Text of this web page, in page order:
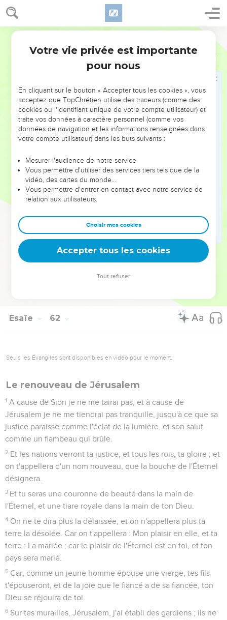
Esaïe 61
l'Éternel ; on dira de vous : les serviteurs de notre Dieu. Vous
mangerez des richesses des nations, et vous vous revêtirez
de leur gloire.
Au lieu de votre honte vous aurez le double ; au lieu d'être
pourquoi, dans leur pays, ils posséderont le double, ils
auront une joie éternelle.
Car moi, l'Éternel, j'aime le juste jugement, je hais la rapine
d'iniquité ; et je leur donnerai leur récompense avec vérité,
et je ferai avec eux une alliance éternelle.
Et leur semence sera connue parmi les nations, et leur
les reconnaîtront, qu'ils sont la semence que l'Éternel a
bénie.
Chant de reconnaissance
Je me réjouirai avec joie en l'Éternel, mon âme s'égayera
en mon Dieu ; car il m'a revêtu des vêtements du salut, il m'a
couvert de la robe de la justice, comme un fiancé se pare de
son turban et comme une fiancée s'orne de ses joyaux.
Car, comme la terre produit son germe et comme un jardin
Esaïe 62
Seuls les Évangiles sont disponibles en vidéo pour le moment.
Le renouveau de Jérusalem
1 A cause de Sion je ne me tairai pas, et à cause de
Jérusalem je ne me tiendrai pas tranquille, jusqu'à ce que sa
justice paraisse comme l'éclat de la lumière, et son salut
comme un flambeau qui brûle.
2 Et les nations verront ta justice, et tous les rois, ta gloire ; et
on t'appellera d'un nom nouveau, que la bouche de l'Éternel
désignera.
3 Et tu seras une couronne de beauté dans la main de
l'Éternel, et une tiare royale dans la main de ton Dieu.
4 On ne te dira plus la délaissée, et on n'appellera plus ta
terre la désolée. Car on t'appellera : Mon plaisir en elle, et ta
terre : La mariée ; car le plaisir de l'Éternel est en toi, et ton
pays sera marié.
5 Car, comme un jeune homme épouse une vierge, tes fils
t'épouseront, et de la joie que le fiancé a de sa fiancée, ton
Dieu se réjouira de toi.
6 Sur tes murailles, Jérusalem, j'ai établi des gardiens ; ils ne
Votre vie privée est importante
pour nous
En cliquant sur le bouton « Accepter tous les cookies », vous
acceptez que TopChrétien utilise des traceurs (comme des
cookies ou l'identifiant unique de votre compte utilisateur) et
traite vos données à caractère personnel (comme vos
données de navigation et les informations renseignées dans
votre compte utilisateur) dans les buts suivants :
Mesurer l'audience de notre service
Vous permettre d'utiliser des services tiers tels que de la
vidéo, des cartes du monde…
Vous permettre d'entrer en contact avec notre service de
relation aux utilisateurs.
Choisir mes cookies
Accepter tous les cookies
Tout refuser